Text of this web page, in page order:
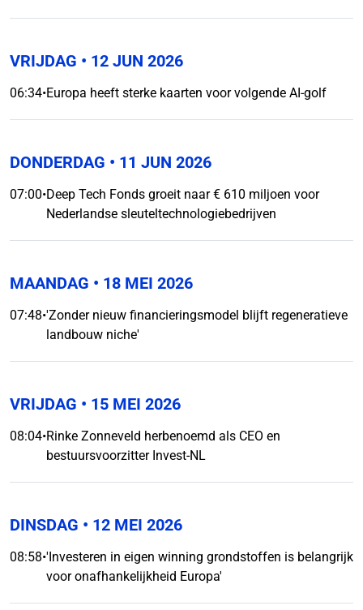
VRIJDAG • 12 JUN 2026
06:34•Europa heeft sterke kaarten voor volgende AI-golf
DONDERDAG • 11 JUN 2026
07:00•Deep Tech Fonds groeit naar € 610 miljoen voor
Nederlandse sleuteltechnologiebedrijven
MAANDAG • 18 MEI 2026
07:48•'Zonder nieuw financieringsmodel blijft regeneratieve
landbouw niche'
VRIJDAG • 15 MEI 2026
08:04•Rinke Zonneveld herbenoemd als CEO en
bestuursvoorzitter Invest-NL
DINSDAG • 12 MEI 2026
08:58•'Investeren in eigen winning grondstoffen is belangrijk
voor onafhankelijkheid Europa'